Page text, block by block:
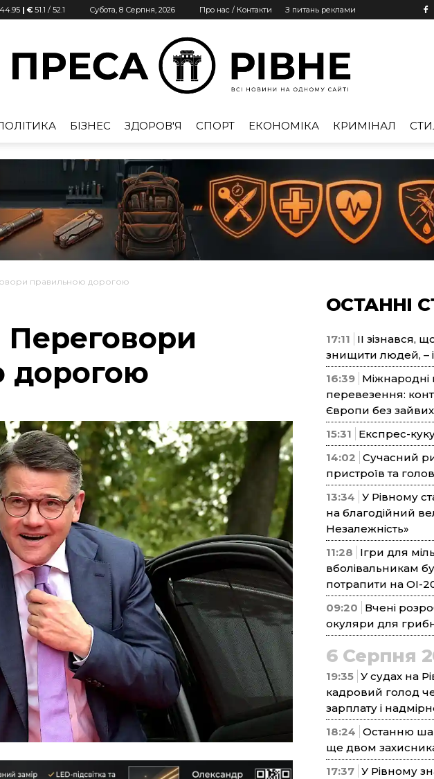
44.95 | € 51.1 / 52.1 Субота, 8 Серпня, 2026 Про нас / Контакти З питань реклами
Рівне
БІЗНЕС ЗДОРОВ'Я СПОРТ ЕКОНОМІКА КРИМІНАЛ
правильною дорогою
дорогою
ОСТАННІ
17:11
ІІ зізнався,
знищити людей, –
16:39 Міжнародні
перевезення:
Європи без зайвих
15:31
Експрес-
14:02 Сучасний
пристроїв та
13:34 У Рівному
на благодійний
Незалежність»
11:28
Ігри для
вболівальникам
потрапити на ОІ-
09:20
Вчені
окуляри для
6 Серпня
19:35 У судах на
кадровий голод
зарплату і
18:24 Останню
ще двом
17:37 У Рівному